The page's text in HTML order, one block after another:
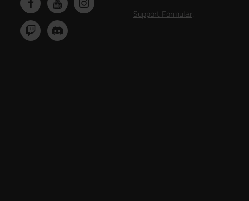
Support Formular.